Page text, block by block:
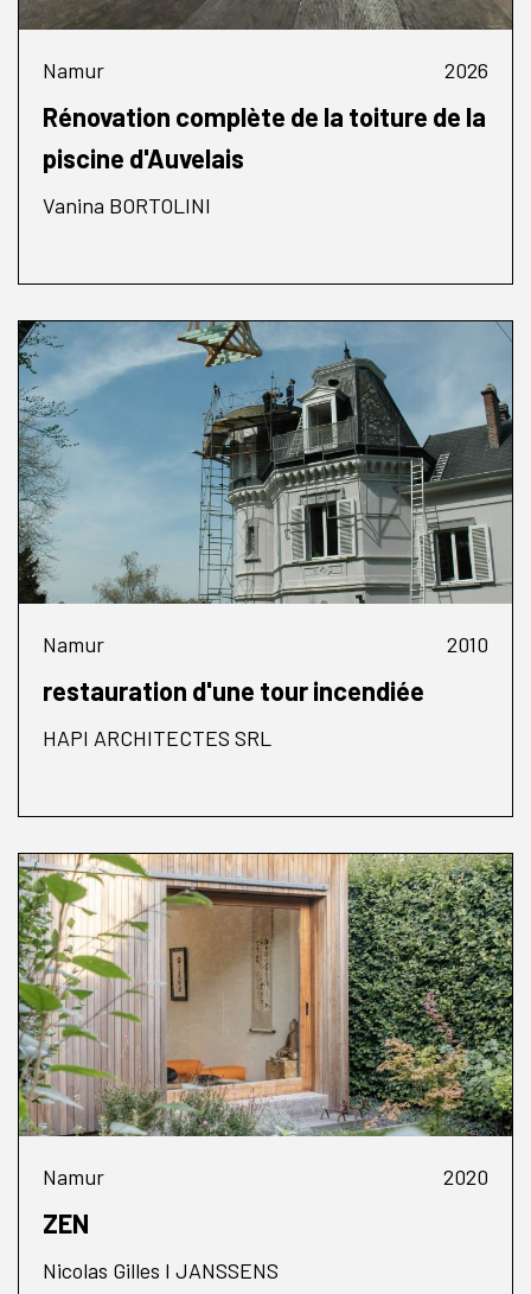
Namur 2026
Rénovation complète de la toiture de la
piscine d'Auvelais
Vanina BORTOLINI
Namur 2010
restauration d'une tour incendiée
HAPI ARCHITECTES SRL
Namur 2020
ZEN
Nicolas Gilles I JANSSENS